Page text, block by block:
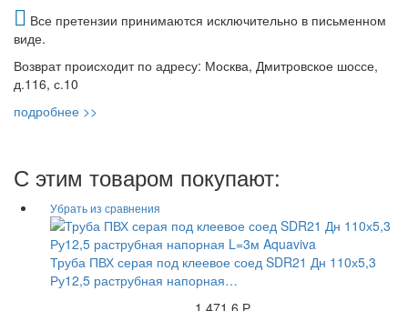
Все претензии принимаются исключительно в письменном
виде.
Возврат происходит по адресу: Москва, Дмитровское шоссе,
д.116, с.10
подробнее >>
С этим товаром покупают:
Труба ПВХ серая под клеевое соед SDR21 Дн 110х5,3
Ру12,5 раструбная напорная…